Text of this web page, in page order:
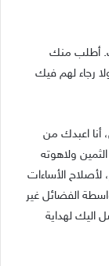
أطلب منك
رجاء لهم فيك
أنا اعبدك من
ولاهوته
الأساءات
الفضائل غير
اليك لهداية